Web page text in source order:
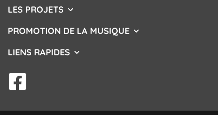
LES PROJETS AFFICHER/MASQUER LE MENU
PROMOTION DE LA MUSIQUE AFFICHER/MASQUER
LIENS RAPIDES AFFICHER/MASQUER LE MENU